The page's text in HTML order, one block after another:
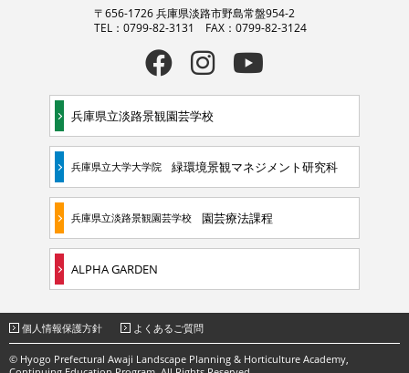
〒656-1726 兵庫県淡路市野島常盤954-2
TEL：0799-82-3131 FAX：0799-82-3124
兵庫県立淡路景観園芸学校
兵庫県立大学大学院 緑環境景観マネジメント研究科
兵庫県立淡路景観園芸学校 園芸療法課程
ALPHA GARDEN
個人情報保護方針 よくあるご質問
© Hyogo Prefectural Awaji Landscape Planning & Horticulture Academy,